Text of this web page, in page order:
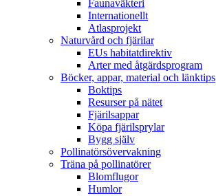
Faunaväkteri
Internationellt
Atlasprojekt
Naturvård och fjärilar
EUs habitatdirektiv
Arter med åtgärdsprogram
Böcker, appar, material och länktips
Boktips
Resurser på nätet
Fjärilsappar
Köpa fjärilsprylar
Bygg själv
Pollinatörsövervakning
Träna på pollinatörer
Blomflugor
Humlor